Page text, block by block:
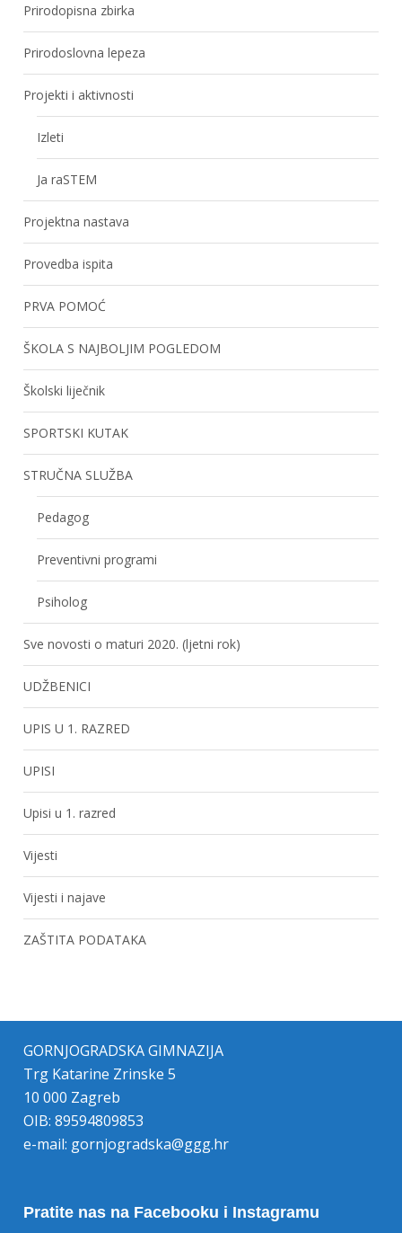
Prirodopisna zbirka
Prirodoslovna lepeza
Projekti i aktivnosti
Izleti
Ja raSTEM
Projektna nastava
Provedba ispita
PRVA POMOĆ
ŠKOLA S NAJBOLJIM POGLEDOM
Školski liječnik
SPORTSKI KUTAK
STRUČNA SLUŽBA
Pedagog
Preventivni programi
Psiholog
Sve novosti o maturi 2020. (ljetni rok)
UDŽBENICI
UPIS U 1. RAZRED
UPISI
Upisi u 1. razred
Vijesti
Vijesti i najave
ZAŠTITA PODATAKA
GORNJOGRADSKA GIMNAZIJA
Trg Katarine Zrinske 5
10 000 Zagreb
OIB: 89594809853
e-mail: gornjogradska@ggg.hr
Pratite nas na Facebooku i Instagramu